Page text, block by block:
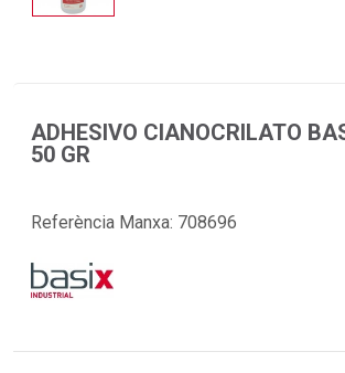
ADHESIVO CIANOCRILATO
50 GR
Referència Manxa: 708696